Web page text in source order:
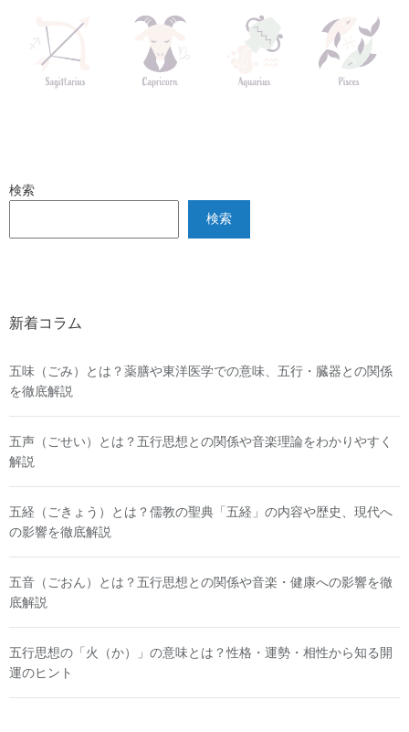
検索
検索
新着コラム
五味（ごみ）とは？薬膳や東洋医学での意味、五行・臓器との関係
を徹底解説
五声（ごせい）とは？五行思想との関係や音楽理論をわかりやすく
解説
五経（ごきょう）とは？儒教の聖典「五経」の内容や歴史、現代へ
の影響を徹底解説
五音（ごおん）とは？五行思想との関係や音楽・健康への影響を徹
底解説
五行思想の「火（か）」の意味とは？性格・運勢・相性から知る開
運のヒント